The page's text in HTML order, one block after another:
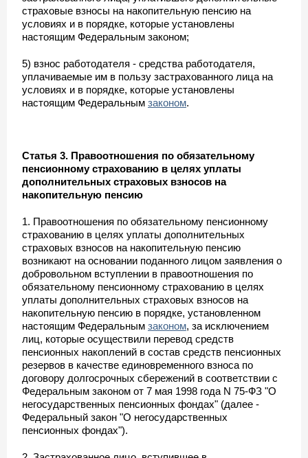
страховые взносы на накопительную пенсию на
условиях и в порядке, которые установлены
настоящим Федеральным законом;
5) взнос работодателя - средства работодателя,
уплачиваемые им в пользу застрахованного лица на
условиях и в порядке, которые установлены
настоящим Федеральным законом.
Статья 3. Правоотношения по обязательному
пенсионному страхованию в целях уплаты
дополнительных страховых взносов на
накопительную пенсию
1. Правоотношения по обязательному пенсионному
страхованию в целях уплаты дополнительных
страховых взносов на накопительную пенсию
возникают на основании поданного лицом заявления о
добровольном вступлении в правоотношения по
обязательному пенсионному страхованию в целях
уплаты дополнительных страховых взносов на
накопительную пенсию в порядке, установленном
настоящим Федеральным законом, за исключением
лиц, которые осуществили перевод средств
пенсионных накоплений в состав средств пенсионных
резервов в качестве единовременного взноса по
договору долгосрочных сбережений в соответствии с
Федеральным законом от 7 мая 1998 года N 75-ФЗ "О
негосударственных пенсионных фондах" (далее -
Федеральный закон "О негосударственных
пенсионных фондах").